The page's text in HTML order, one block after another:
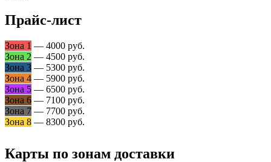
Прайс-лист
Зона 1 — 4000 руб.
Зона 2 — 4500 руб.
Зона 3 — 5300 руб.
Зона 4 — 5900 руб.
Зона 5 — 6500 руб.
Зона 6 — 7100 руб.
Зона 7 — 7700 руб.
Зона 8 — 8300 руб.
Карты по зонам доставки